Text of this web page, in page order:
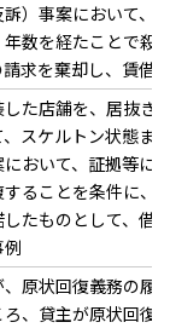
）事案において、
数を経たことで殺
求を棄却し、賃借
た店舗を、居抜き
スケルトン状態ま
において、証拠等に
ることを条件に、
たものとして、借
原状回復義務の履
、貸主が原状回復